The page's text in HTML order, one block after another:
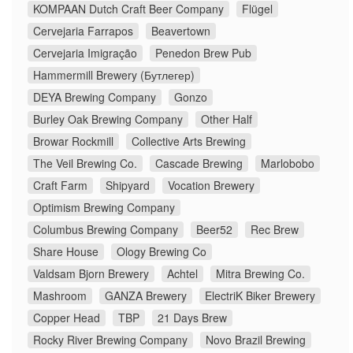
KOMPAAN Dutch Craft Beer Company
Flügel
Cervejaria Farrapos
Beavertown
Cervejaria Imigração
Penedon Brew Pub
Hammermill Brewery (Бутлегер)
DEYA Brewing Company
Gonzo
Burley Oak Brewing Company
Other Half
Browar Rockmill
Collective Arts Brewing
The Veil Brewing Co.
Cascade Brewing
Marlobobo
Craft Farm
Shipyard
Vocation Brewery
Optimism Brewing Company
Columbus Brewing Company
Beer52
Rec Brew
Share House
Ology Brewing Co
Valdsam Bjorn Brewery
Achtel
Mitra Brewing Co.
Mashroom
GANZA Brewery
ElectriK Biker Brewery
Copper Head
TBP
21 Days Brew
Rocky River Brewing Company
Novo Brazil Brewing